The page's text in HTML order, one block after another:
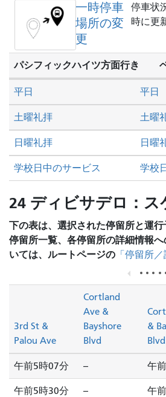
い
か
一時停車
場所の変
更
停車状
時に更
パシフィックハイツ方面行き
土曜礼拝 土曜
日曜礼拝 日曜
平日 平日
学校日中のサービス 学校
24 ディビサデロ：ス
下の表は、選択された停留所と運行
停留所一覧、各停留所の詳細情報
いては、ルートページの 「停留所／
3rd St &
Palou Ave
Cortland
Ave &
Bayshore
Blvd
&
Blvd
午前5時07分 -- 午
午前5時30分 -- 午